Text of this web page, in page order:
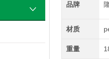
品牌
材质
重量